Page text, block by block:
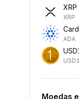
XRP
XRP
ADA
USD1
Moedas